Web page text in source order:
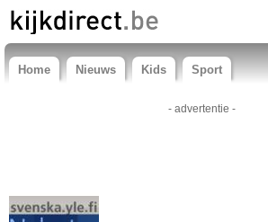
Home Nieuws Kids Sport
- advertentie -